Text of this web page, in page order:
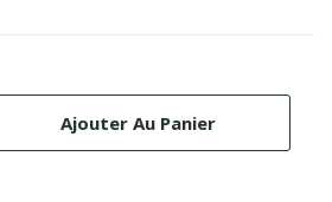
Ajouter Au Panier